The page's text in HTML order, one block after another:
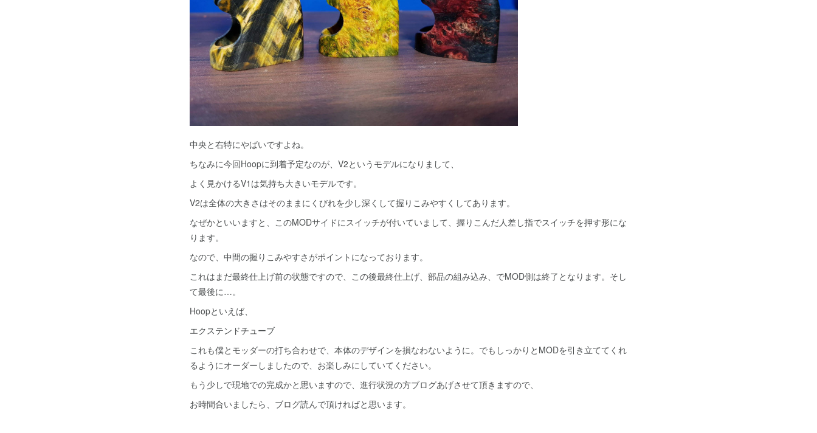
中央と右特にやばいですよね。
ちなみに今回Hoopに到着予定なのが、V2というモデルになりまして、
よく見かけるV1は気持ち大きいモデルです。
V2は全体の大きさはそのままにくびれを少し深くして握りこみやすくしてあります。
なぜかといいますと、このMODサイドにスイッチが付いていまして、握りこんだ人差し指でスイッチを押す形にな
ります。
なので、中間の握りこみやすさがポイントになっております。
これはまだ最終仕上げ前の状態ですので、この後最終仕上げ、部品の組み込み、でMOD側は終了となります。そし
て最後に…。
Hoopといえば、
エクステンドチューブ
これも僕とモッダーの打ち合わせで、本体のデザインを損なわないように。でもしっかりとMODを引き立ててくれ
るようにオーダーしましたので、お楽しみにしていてください。
もう少しで現地での完成かと思いますので、進行状況の方ブログあげさせて頂きますので、
お時間合いましたら、ブログ読んで頂ければと思います。